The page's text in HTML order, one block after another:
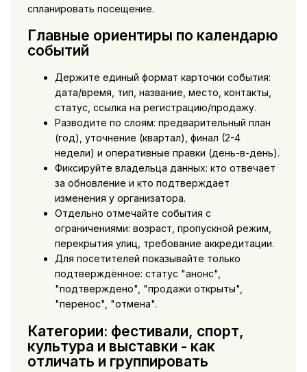
спланировать посещение.
Главные ориентиры по календарю
событий
Держите единый формат карточки события:
дата/время, тип, название, место, контакты,
статус, ссылка на регистрацию/продажу.
Разводите по слоям: предварительный план
(год), уточнение (квартал), финал (2-4
недели) и оперативные правки (день-в-день).
Фиксируйте владельца данных: кто отвечает
за обновление и кто подтверждает
изменения у организатора.
Отдельно отмечайте события с
ограничениями: возраст, пропускной режим,
перекрытия улиц, требование аккредитации.
Для посетителей показывайте только
подтверждённое: статус "анонс",
"подтверждено", "продажи открыты",
"перенос", "отмена".
Категории: фестивали, спорт,
культура и выставки - как
отличать и группировать